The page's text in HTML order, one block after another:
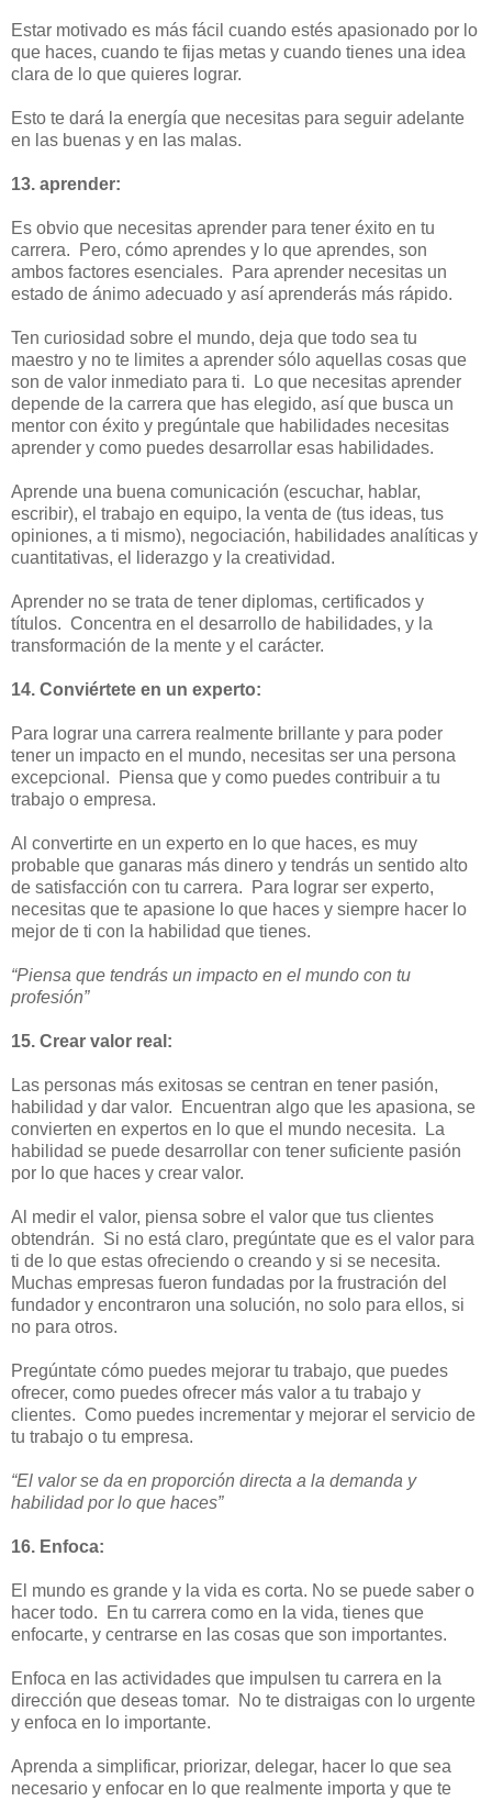
Estar motivado es más fácil cuando estés apasionado por lo
que haces, cuando te fijas metas y cuando tienes una idea
clara de lo que quieres lograr.
Esto te dará la energía que necesitas para seguir adelante
en las buenas y en las malas.
13. aprender:
Es obvio que necesitas aprender para tener éxito en tu
carrera. Pero, cómo aprendes y lo que aprendes, son
ambos factores esenciales. Para aprender necesitas un
estado de ánimo adecuado y así aprenderás más rápido.
Ten curiosidad sobre el mundo, deja que todo sea tu
maestro y no te limites a aprender sólo aquellas cosas que
son de valor inmediato para ti. Lo que necesitas aprender
depende de la carrera que has elegido, así que busca un
mentor con éxito y pregúntale que habilidades necesitas
aprender y como puedes desarrollar esas habilidades.
Aprende una buena comunicación (escuchar, hablar,
escribir), el trabajo en equipo, la venta de (tus ideas, tus
opiniones, a ti mismo), negociación, habilidades analíticas y
cuantitativas, el liderazgo y la creatividad.
Aprender no se trata de tener diplomas, certificados y
títulos. Concentra en el desarrollo de habilidades, y la
transformación de la mente y el carácter.
14. Conviértete en un experto:
Para lograr una carrera realmente brillante y para poder
tener un impacto en el mundo, necesitas ser una persona
excepcional. Piensa que y como puedes contribuir a tu
trabajo o empresa.
Al convertirte en un experto en lo que haces, es muy
probable que ganaras más dinero y tendrás un sentido alto
de satisfacción con tu carrera. Para lograr ser experto,
necesitas que te apasione lo que haces y siempre hacer lo
mejor de ti con la habilidad que tienes.
“Piensa que tendrás un impacto en el mundo con tu
profesión”
15. Crear valor real:
Las personas más exitosas se centran en tener pasión,
habilidad y dar valor. Encuentran algo que les apasiona, se
convierten en expertos en lo que el mundo necesita. La
habilidad se puede desarrollar con tener suficiente pasión
por lo que haces y crear valor.
Al medir el valor, piensa sobre el valor que tus clientes
obtendrán. Si no está claro, pregúntate que es el valor para
ti de lo que estas ofreciendo o creando y si se necesita.
Muchas empresas fueron fundadas por la frustración del
fundador y encontraron una solución, no solo para ellos, si
no para otros.
Pregúntate cómo puedes mejorar tu trabajo, que puedes
ofrecer, como puedes ofrecer más valor a tu trabajo y
clientes. Como puedes incrementar y mejorar el servicio de
tu trabajo o tu empresa.
“El valor se da en proporción directa a la demanda y
habilidad por lo que haces”
16. Enfoca:
El mundo es grande y la vida es corta. No se puede saber o
hacer todo. En tu carrera como en la vida, tienes que
enfocarte, y centrarse en las cosas que son importantes.
Enfoca en las actividades que impulsen tu carrera en la
dirección que deseas tomar. No te distraigas con lo urgente
y enfoca en lo importante.
Aprenda a simplificar, priorizar, delegar, hacer lo que sea
necesario y enfocar en lo que realmente importa y que te